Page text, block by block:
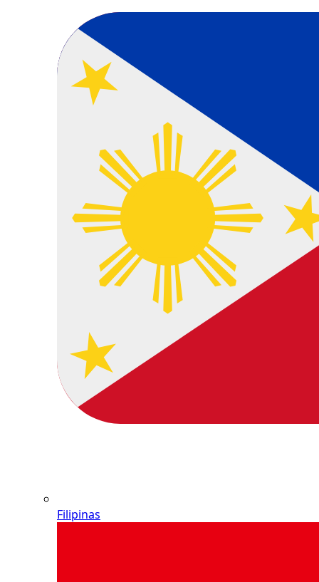
Filipinas